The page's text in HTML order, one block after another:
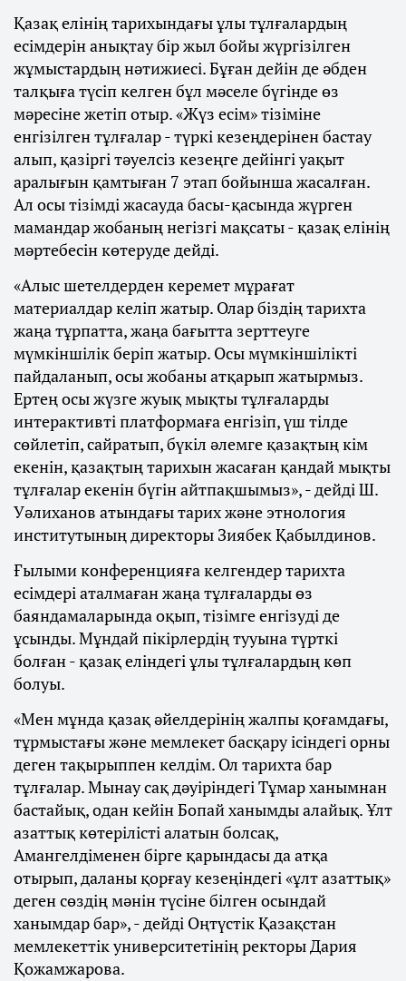
Қазақ елінің тарихындағы ұлы тұлғалардың
есімдерін анықтау бір жыл бойы жүргізілген
жұмыстардың нәтижиесі. Бұған дейін де әбден
талқыға түсіп келген бұл мәселе бүгінде өз
мәресіне жетіп отыр. «Жүз есім» тізіміне
енгізілген тұлғалар - түркі кезеңдерінен бастау
алып, қазіргі тәуелсіз кезеңге дейінгі уақыт
аралығын қамтыған 7 этап бойынша жасалған.
Ал осы тізімді жасауда басы-қасында жүрген
мамандар жобаның негізгі мақсаты - қазақ елінің
мәртебесін көтеруде дейді.
«Алыс шетелдерден керемет мұрағат
материалдар келіп жатыр. Олар біздің тарихта
жаңа тұрпатта, жаңа бағытта зерттеуге
мүмкіншілік беріп жатыр. Осы мүмкіншілікті
пайдаланып, осы жобаны атқарып жатырмыз.
Ертең осы жүзге жуық мықты тұлғаларды
интерактивті платформаға енгізіп, үш тілде
сөйлетіп, сайратып, бүкіл әлемге қазақтың кім
екенін, қазақтың тарихын жасаған қандай мықты
тұлғалар екенін бүгін айтпақшымыз», - дейді Ш.
Уәлиханов атындағы тарих және этнология
институтының директоры Зиябек Қабылдинов.
Ғылыми конференцияға келгендер тарихта
есімдері аталмаған жаңа тұлғаларды өз
баяндамаларында оқып, тізімге енгізуді де
ұсынды. Мұндай пікірлердің тууына түрткі
болған - қазақ еліндегі ұлы тұлғалардың көп
болуы.
«Мен мұнда қазақ әйелдерінің жалпы қоғамдағы,
тұрмыстағы және мемлекет басқару ісіндегі орны
деген тақырыппен келдім. Ол тарихта бар
тұлғалар. Мынау сақ дәуіріндегі Тұмар ханымнан
бастайық, одан кейін Бопай ханымды алайық. Ұлт
азаттық көтерілісті алатын болсақ,
Амангелдіменен бірге қарындасы да атқа
отырып, даланы қорғау кезеңіндегі «ұлт азаттық»
деген сөздің мәнін түсіне білген осындай
ханымдар бар», - дейді Оңтүстік Қазақстан
мемлекеттік университетінің ректоры Дария
Қожамжарова.